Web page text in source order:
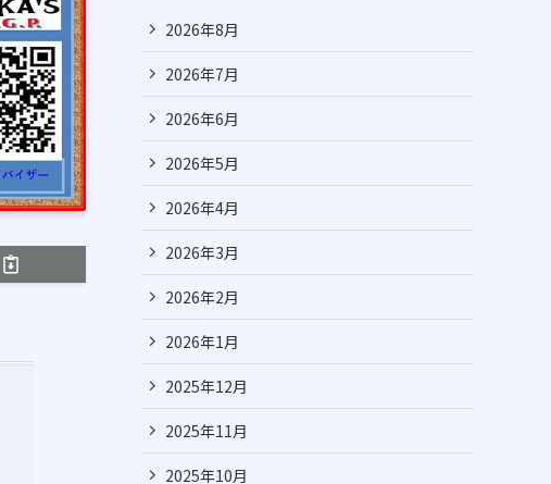
2026年8月
2026年7月
2026年6月
2026年5月
2026年4月
2026年3月
2026年2月
2026年1月
2025年12月
2025年11月
2025年10月